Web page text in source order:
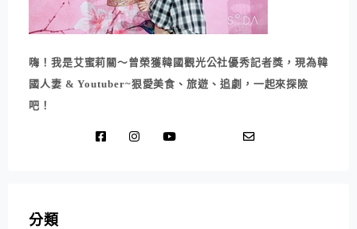
嗨！我是艾蜜莉關～曾榮獲韓國觀光公社優秀記者獎，現為韓
國人妻 & Youtuber~狠愛美食、旅遊、追劇，一起來探險
吧！
分類